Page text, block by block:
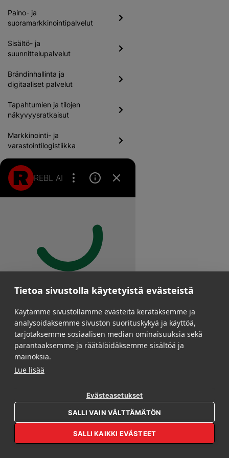
Tietoa sivustolla käytetyistä evästeistä
Käytämme sivustollamme evästeitä kerätäksemme ja
analysoidaksemme sivuston suorituskykyä ja käyttöä,
tarjotaksemme sosiaalisen median ominaisuuksia sekä
parantaaksemme ja räätälöidäksemme sisältöä ja
mainoksia.
Lue lisää
Evästeasetukset
SALLI VAIN VÄLTTÄMÄTÖN
SALLI KAIKKI EVÄSTEET
Paino- ja
suoramarkkinointipalvelut
Sisältö- ja
suunnittelupalvelut
Brändinhallinta ja
digitaaliset palvelut
Tapahtumien ja tilojen
näkyvyysratkaisut
Markkinointi- ja
varastointilogistiikka​
OPEN REBL AI
REBL AI